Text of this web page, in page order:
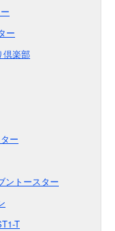
ー
倶楽部
ー
ントースター
T